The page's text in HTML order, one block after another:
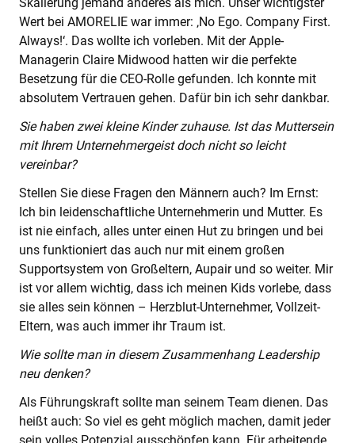
Wert bei AMORELIE war immer: ‚No Ego. Company First.
Always!‘. Das wollte ich vorleben. Mit der Apple-
Managerin Claire Midwood hatten wir die perfekte
Besetzung für die CEO-Rolle gefunden. Ich konnte mit
absolutem Vertrauen gehen. Dafür bin ich sehr dankbar.
Sie haben zwei kleine Kinder zuhause. Ist das Muttersein
mit Ihrem Unternehmergeist doch nicht so leicht
vereinbar?
Stellen Sie diese Fragen den Männern auch? Im Ernst:
Ich bin leidenschaftliche Unternehmerin und Mutter. Es
ist nie einfach, alles unter einen Hut zu bringen und bei
uns funktioniert das auch nur mit einem großen
Supportsystem von Großeltern, Aupair und so weiter. Mir
ist vor allem wichtig, dass ich meinen Kids vorlebe, dass
sie alles sein können – Herzblut-Unternehmer, Vollzeit-
Eltern, was auch immer ihr Traum ist.
Wie sollte man in diesem Zusammenhang Leadership
neu denken?
Als Führungskraft sollte man seinem Team dienen. Das
heißt auch: So viel es geht möglich machen, damit jeder